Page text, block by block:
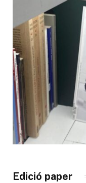
Edició paper